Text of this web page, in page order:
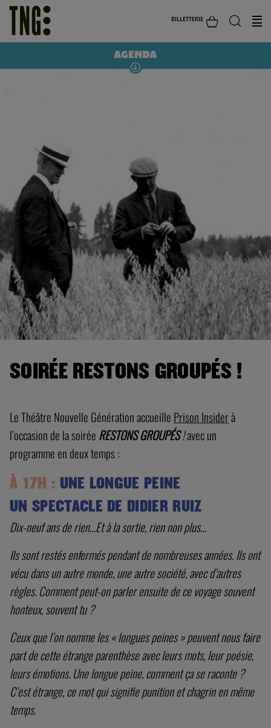
BILLETTERIE
AGENDA
SOIRÉE RESTONS GROUPÉS !
Le Théâtre Nouvelle Génération accueille Prison Insiderà
l’occasion de la soirée RESTONS GROUPÉS!avec un
programme en deux temps :
À 17H : UNE LONGUE PEINE
UN SPECTACLE DE DIDIER RUIZ
Dix-neuf ans de rien…Et à la sortie, rien non plus…
Ils sont restés enfermés pendant de nombreuses années. Ils ont
vécu dans un autre monde, une autre société, avec d’autres
règles. Comment peut-on parler ensuite de ce voyage souvent
honteux, souvent tu ?
Ceux que l’on nomme les « longues peines » peuvent nous faire
part de cette étrange parenthèse avec leurs mots, leur poésie,
leurs émotions. Une longue peine, comment ça se raconte ?
C’est étrange, ce mot qui signifie punition et chagrin en même
temps.